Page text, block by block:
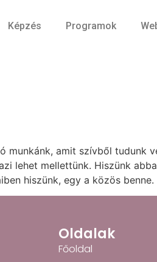
Képzés Programok
munkánk, amit szívből tudunk
lehet mellettünk. Hiszünk
hiszünk, egy a közös
Oldalak
Főoldal